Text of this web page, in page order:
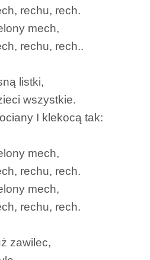
rechu, rech.
mech,
rechu, rech..
listki,
wszystkie.
I klekocą tak:
mech,
rechu, rech.
mech,
rechu, rech.
zawilec,